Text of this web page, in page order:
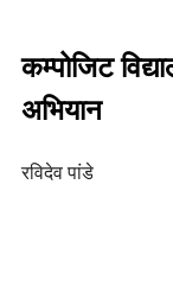
कम्पोजिट
अभियान
रविदेव पांडे